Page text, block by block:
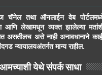
चॅनेल तथा ऑनलाईन वेब
आणि लेखामधून व्यक्त झालेल्या
असे नाही अनावधानाने
न्यायालयअंतर्गत मान्य राहील.
येथे संपर्क साधा